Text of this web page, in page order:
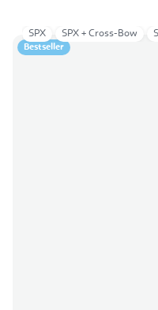
Bestseller
SPX SPX + Cross-Bow